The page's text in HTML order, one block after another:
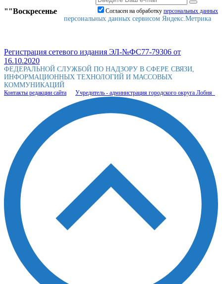
""Воскресенье Согласен на обработку персональныx данных
персональных данных сервисом Яндекс.Метрика
Регистрация сетевого издания ЭЛ-№ФС77-79306 от
16.10.2020
ФЕДЕРАЛЬНОЙ СЛУЖБОЙ ПО НАДЗОРУ В СФЕРЕ СВЯЗИ,
ИНФОРМАЦИОННЫХ ТЕХНОЛОГИЙ И МАССОВЫХ
КОММУНИКАЦИЙ
Контакты редакции сайта Учредитель - администрация городского округа Лобня